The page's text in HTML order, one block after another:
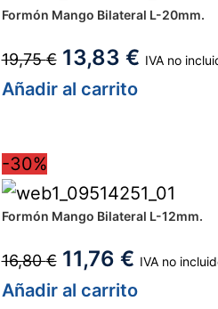
Formón Mango Bilateral L-20mm.
19,75€ 13,83 € IVA no
Añadir al carrito
-30%
Formón Mango Bilateral L-12mm.
16,80€ 11,76 € IVA no
Añadir al carrito